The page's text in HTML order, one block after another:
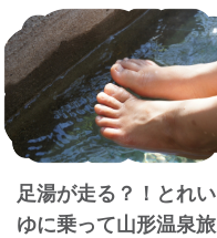
足湯が走る？！とれい
ゆに乗って山形温泉旅